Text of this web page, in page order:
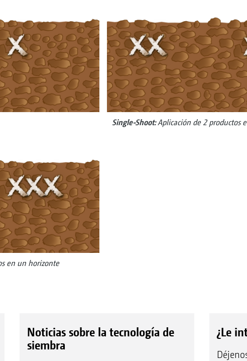
Single-Shoot:Aplicación de 2 productos
en un horizonte
Noticias sobre la tecnología de
siembra
¿Le